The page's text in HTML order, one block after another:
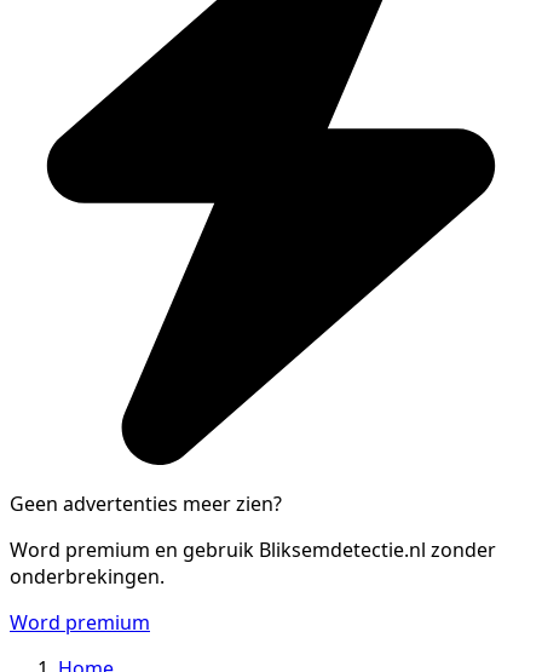
Geen advertenties meer zien?
Word premium en gebruik Bliksemdetectie.nl zonder
onderbrekingen.
Word premium